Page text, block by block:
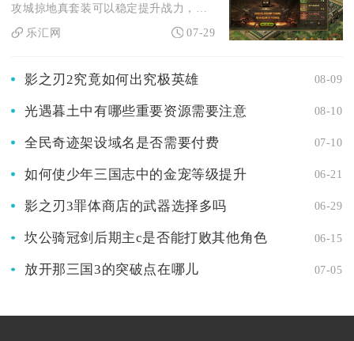
乐汇网
07-29
影之刃2究竟如何出究极英雄 08-09
光遇暮土中有哪些重要资源需要注意 08-10
全民奇迹架设域名是否需要付费 07-10
如何使少年三国志中的金宠等级提升 06-21
影之刃3罪体商店的武器选择多吗 06-29
坎公骑冠剑后期主c是否能打败其他角色 06-15
放开那三国3的突破点在哪儿 07-05